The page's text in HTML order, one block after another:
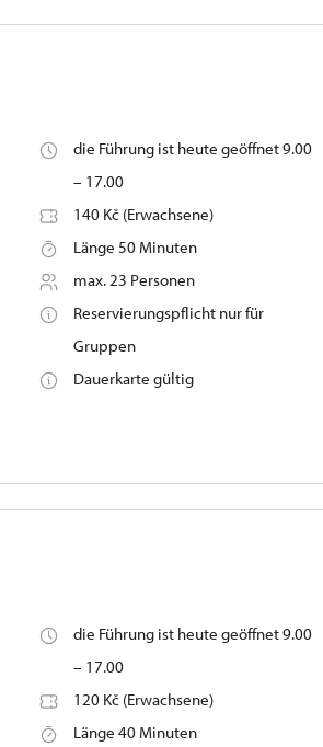
die Führung ist heute geöffnet 9.00
– 17.00
140 Kč (Erwachsene)
Länge 50 Minuten
max. 23 Personen
Reservierungspflicht nur für
Gruppen
Dauerkarte gültig
die Führung ist heute geöffnet 9.00
– 17.00
120 Kč (Erwachsene)
Länge 40 Minuten